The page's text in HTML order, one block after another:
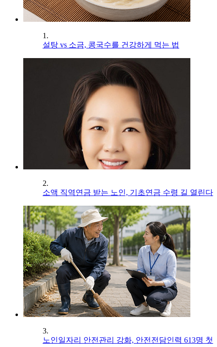
1.
설탕 vs 소금, 콩국수를 건강하게 먹는 법
2.
소액 직역연금 받는 노인, 기초연금 수령 길 열린다
3.
노인일자리 안전관리 강화, 안전전담인력 613명 첫